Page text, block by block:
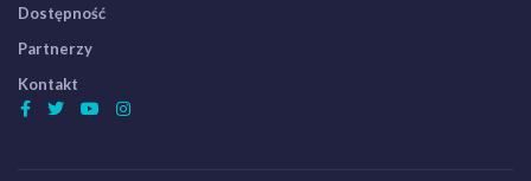
Dostępność
Partnerzy
Kontakt